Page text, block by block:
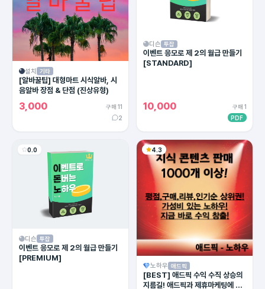
설치 기타
[알바꿀팁] 대형마트 시식알바, 시
음알바 장점 & 단점 (진상유형)
3,000
구매 11
2
디슨 투잡
이벤트 응모로 제 2의 월급 만들기
[STANDARD]
10,000
구매 1
PDF
0.0
디슨 투잡
이벤트 응모로 제 2의 월급 만들기
[PREMIUM]
4.3
노하우 애드픽
[BEST] 애드픽 수익 수직 상승의
지름길! 애드픽과 제휴마케팅에 유